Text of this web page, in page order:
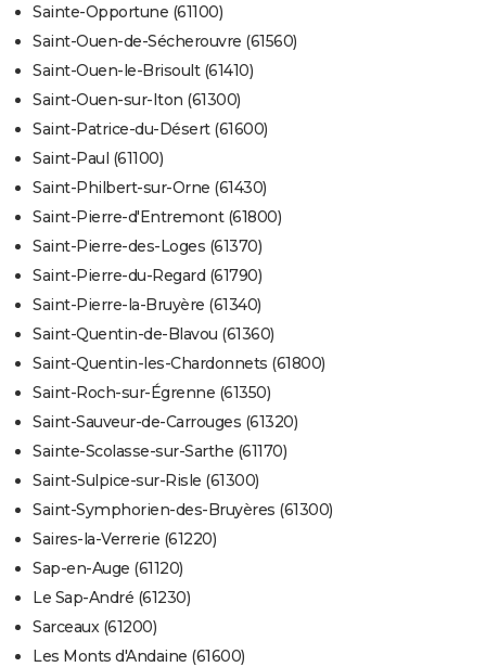
Sainte-Opportune (61100)
Saint-Ouen-de-Sécherouvre (61560)
Saint-Ouen-le-Brisoult (61410)
Saint-Ouen-sur-Iton (61300)
Saint-Patrice-du-Désert (61600)
Saint-Paul (61100)
Saint-Philbert-sur-Orne (61430)
Saint-Pierre-d'Entremont (61800)
Saint-Pierre-des-Loges (61370)
Saint-Pierre-du-Regard (61790)
Saint-Pierre-la-Bruyère (61340)
Saint-Quentin-de-Blavou (61360)
Saint-Quentin-les-Chardonnets (61800)
Saint-Roch-sur-Égrenne (61350)
Saint-Sauveur-de-Carrouges (61320)
Sainte-Scolasse-sur-Sarthe (61170)
Saint-Sulpice-sur-Risle (61300)
Saint-Symphorien-des-Bruyères (61300)
Saires-la-Verrerie (61220)
Sap-en-Auge (61120)
Le Sap-André (61230)
Sarceaux (61200)
Les Monts d'Andaine (61600)